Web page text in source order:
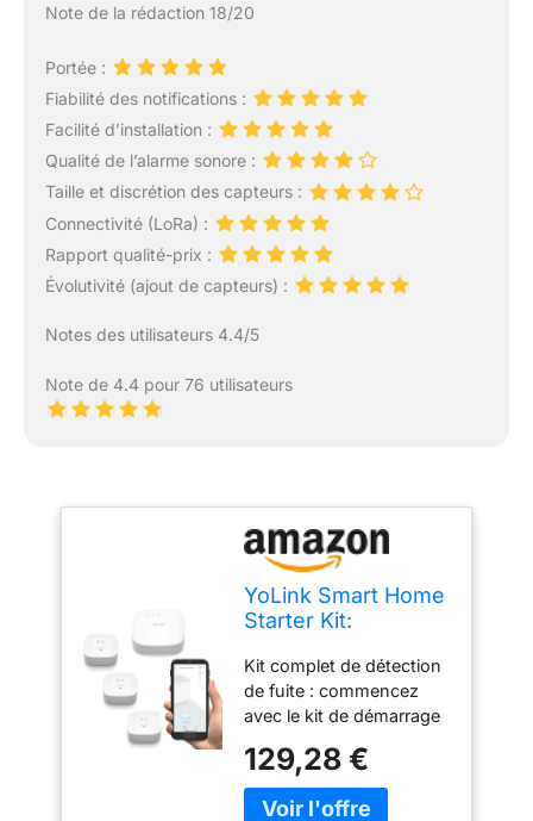
Note de la rédaction 18/20
Portée :
Fiabilité des notifications :
Facilité d’installation :
Qualité de l’alarme sonore :
Taille et discrétion des capteurs :
Connectivité (LoRa) :
Rapport qualité-prix :
Évolutivité (ajout de capteurs) :
Notes des utilisateurs 4.4/5
Note de 4.4 pour 76 utilisateurs
YoLink Smart Home
Starter Kit:
Water Leak Sensor
4 with 105dB Audio
Alarm 3-Pack,
SMS/Text, Email &
Push Notifications,
Freeze Warning,
Kit complet de détection
de fuite : commencez
avec le kit de démarrage
YoLink SpeakerHub,
comprenant un hub et
trois capteurs de fuite
129,28 €